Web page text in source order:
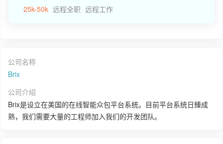
25k-50k 远程全职 远程工作
公司名称
Brix
公司介绍
Brix是设立在美国的在线智能众包平台系统。目前平台系统日臻成
熟，我们需要大量的工程师加入我们的开发团队。